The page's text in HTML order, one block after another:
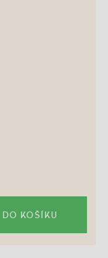
DO KOŠÍKU